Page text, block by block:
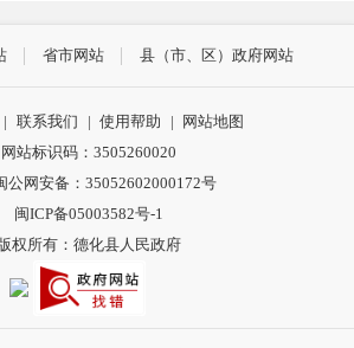
省市网站 县（市、区）政府网站
| 联系我们 | 使用帮助 | 网站地图
网站标识码：3505260020
公网安备：35052602000172号
闽ICP备05003582号-1
权所有：德化县人民政府